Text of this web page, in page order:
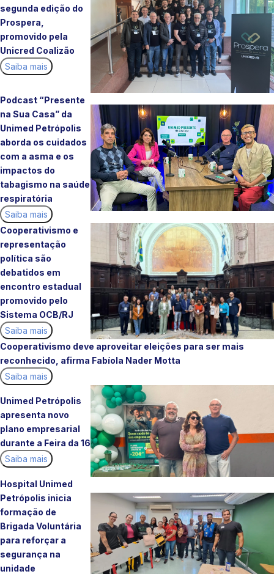
segunda edição do
Prospera,
promovido pela
Unicred Coalizão
Saiba mais
Podcast “Presente
na Sua Casa” da
Unimed Petrópolis
aborda os cuidados
com a asma e os
impactos do
tabagismo na saúde
respiratória
Saiba mais
Cooperativismo e
representação
política são
debatidos em
encontro estadual
promovido pelo
Sistema OCB/RJ
Saiba mais
Cooperativismo deve aproveitar eleições para ser mais
reconhecido, afirma Fabíola Nader Motta
Saiba mais
Unimed Petrópolis
apresenta novo
plano empresarial
durante a Feira da 16
Saiba mais
Hospital Unimed
Petrópolis inicia
formação de
Brigada Voluntária
para reforçar a
segurança na
unidade